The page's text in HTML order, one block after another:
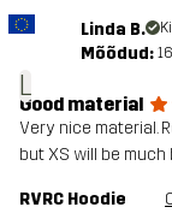
L
Linda B.
Mõõdud:
Good material
Very nice material.
but XS will be much
RVRC Hoodie